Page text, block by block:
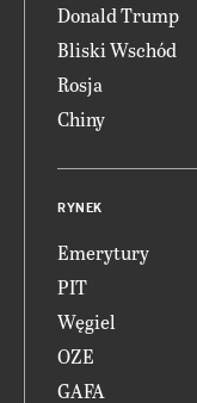
Donald Trump
Bliski Wschód
Rosja
Chiny
RYNEK
Emerytury
PIT
Węgiel
OZE
GAFA